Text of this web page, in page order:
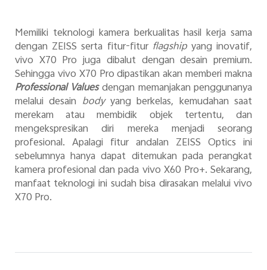
Memiliki teknologi kamera berkualitas hasil kerja sama
dengan ZEISS serta fitur-fitur flagshipyang inovatif,
vivo X70 Pro juga dibalut dengan desain premium.
Sehingga vivo X70 Pro dipastikan akan memberi makna
Professional Valuesdengan memanjakan penggunanya
melalui desain bodyyang berkelas, kemudahan saat
merekam atau membidik objek tertentu, dan
mengekspresikan diri mereka menjadi seorang
profesional. Apalagi fitur andalan ZEISS Optics ini
sebelumnya hanya dapat ditemukan pada perangkat
kamera profesional dan pada vivo X60 Pro+. Sekarang,
manfaat teknologi ini sudah bisa dirasakan melalui vivo
X70 Pro.